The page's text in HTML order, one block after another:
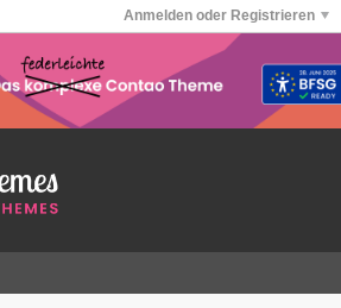
Anmelden oder Registrieren